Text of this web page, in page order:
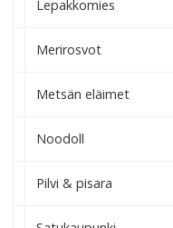
Lepakkomies
Merirosvot
Metsän eläimet
Noodoll
Pilvi & pisara